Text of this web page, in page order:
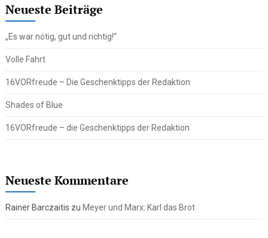
Neueste Beiträge
„Es war nötig, gut und richtig!“
Volle Fahrt
16VORfreude – Die Geschenktipps der Redaktion
Shades of Blue
16VORfreude – die Geschenktipps der Redaktion
Neueste Kommentare
Rainer Barczaitis zu Meyer und Marx: Karl das Brot